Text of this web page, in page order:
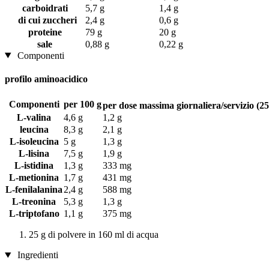
carboidrati
5,7 g
1,4 g
di cui zuccheri
2,4 g
0,6 g
proteine
79 g
20 g
sale
0,88 g
0,22 g
Componenti
profilo aminoacidico
Componenti per 100 gper dose massima giornaliera/servizio
L-valina 4,6 g
1,2 g
leucina
8,3 g
2,1 g
L-isoleucina 5 g
1,3 g
L-lisina
7,5 g
1,9 g
L-istidina
1,3 g
333 mg
L-metionina 1,7 g
431 mg
L-fenilalanina 2,4 g
588 mg
L-treonina
5,3 g
1,3 g
L-triptofano 1,1 g 375 mg
25 g di polvere in 160 ml di acqua
Ingredienti